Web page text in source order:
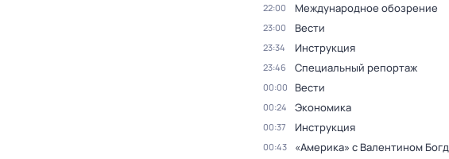
22:00 Международное обозрение
23:00 Вести
23:34 Инструкция
23:46 Специальный репортаж
00:00 Вести
00:24 Экономика
00:37 Инструкция
00:43 «Америка» с Валентином